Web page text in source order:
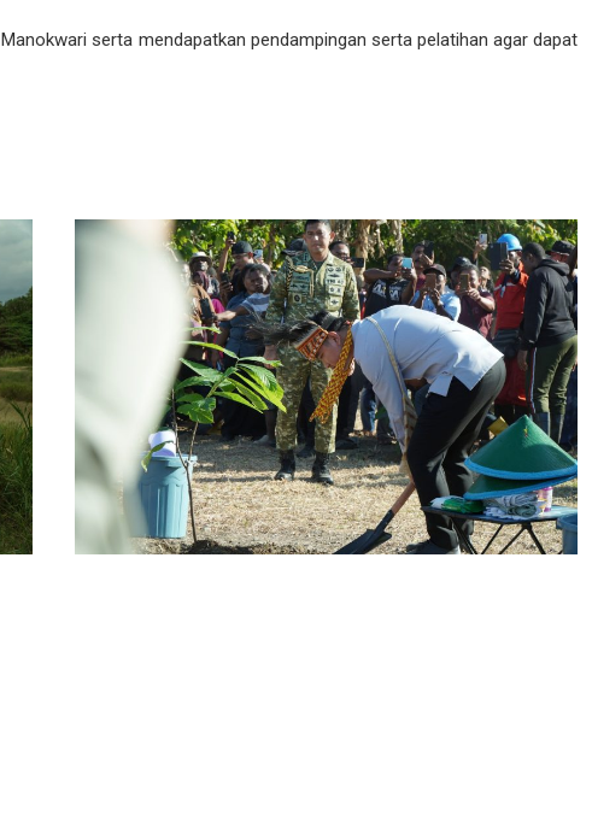
serta mendapatkan pendampingan serta pelatihan agar dapat